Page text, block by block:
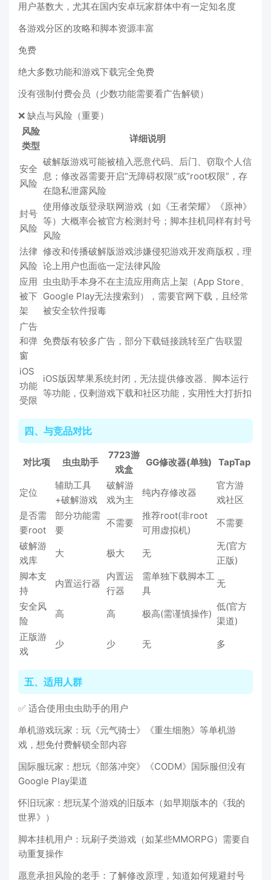
用户基数大，尤其在国内安卓玩家群体中有一定知名度
各游戏分区的攻略和脚本资源丰富
免费
绝大多数功能和游戏下载完全免费
没有强制付费会员（少数功能需要看广告解锁）
❌ 缺点与风险（重要）
风险
类型
详细说明
安全
风险
破解版游戏可能被植入恶意代码、后门、窃取个人信
息；修改器需要开启“无障碍权限”或“root权限”，存
在隐私泄露风险
封号
风险
使用修改版登录联网游戏（如《王者荣耀》《原神》
等）大概率会被官方检测封号；脚本挂机同样有封号
风险
法律
风险
修改和传播破解版游戏涉嫌侵犯游戏开发商版权，理
论上用户也面临一定法律风险
应用
被下
架
虫虫助手本身不在主流应用商店上架（App Store、
Google Play无法搜索到），需要官网下载，且经常
被安全软件报毒
广告
和弹
窗
免费版有较多广告，部分下载链接跳转至广告联盟
iOS
功能
受限
iOS版因苹果系统封闭，无法提供修改器、脚本运行
等功能，仅剩游戏下载和社区功能，实用性大打折扣
四、与竞品对比
对比项 虫虫助手
7723游
戏盒
GG修改器(单独) TapTap
定位
辅助工具
+破解游戏
破解游
戏为主
纯内存修改器
官方游
戏社区
是否需
要root
部分功能需
要
不需要
推荐root(非root
可用虚拟机)
不需要
破解游
戏库
大 极大 无
无(官方
正版)
脚本支
持
内置运行器
内置运
行器
需单独下载脚本工
具
无
安全风
险
高 高 极高(需谨慎操作)
低(官方
渠道)
正版游
戏
少 少 无 多
五、适用人群
✅ 适合使用虫虫助手的用户
单机游戏玩家：玩《元气骑士》《重生细胞》等单机游
戏，想免付费解锁全部内容
国际服玩家：想玩《部落冲突》《CODM》国际服但没有
Google Play渠道
怀旧玩家：想玩某个游戏的旧版本（如早期版本的《我的
世界》）
脚本挂机用户：玩刷子类游戏（如某些MMORPG）需要自
动重复操作
愿意承担风险的老手：了解修改原理，知道如何规避封号